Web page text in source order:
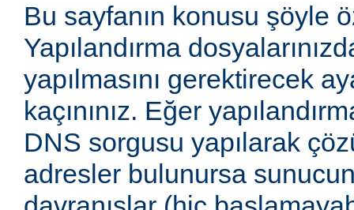
Bu sayfanın konusu şöyle
Yapılandırma
yapılmasını gerektirecek
kaçınınız. Eğer
DNS sorgusu yapılarak
adresler bulunursa